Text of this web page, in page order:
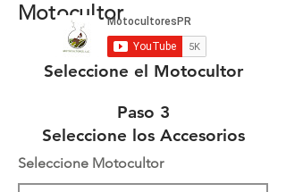
Motocultor
Paso 1
Seleccione el Motocultor
Paso 3
Seleccione los Accesorios
Seleccione Motocultor